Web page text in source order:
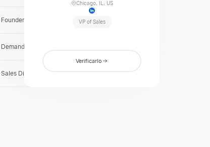
Founder & CEO Verificar
Sales Director
Chicago, IL, US
VP of Sales
Verificarlo